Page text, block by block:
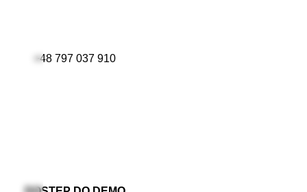
+48 797 037 910